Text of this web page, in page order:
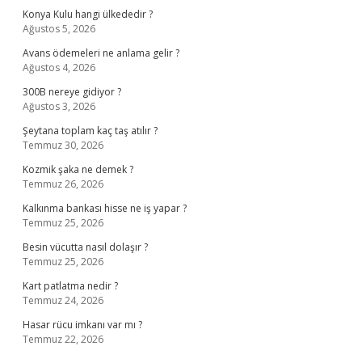
Konya Kulu hangi ülkededir ?
Ağustos 5, 2026
Avans ödemeleri ne anlama gelir ?
Ağustos 4, 2026
300B nereye gidiyor ?
Ağustos 3, 2026
Şeytana toplam kaç taş atılır ?
Temmuz 30, 2026
Kozmik şaka ne demek ?
Temmuz 26, 2026
Kalkınma bankası hisse ne iş yapar ?
Temmuz 25, 2026
Besin vücutta nasıl dolaşır ?
Temmuz 25, 2026
Kart patlatma nedir ?
Temmuz 24, 2026
Hasar rücu imkanı var mı ?
Temmuz 22, 2026